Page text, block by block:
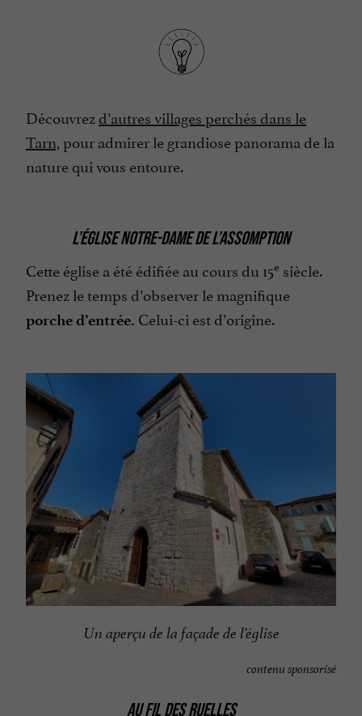
Découvrezd’autres villages perchés dans le
Tarn,pour admirer le grandiose panorama de la
nature qui vous entoure.
L’ÉGLISE NOTRE-DAME DE L’ASSOMPTION
Cette église a été édifiée au cours du 15e siècle.
Prenez le temps d’observer le magnifique
porche d’entrée. Celui-ci est d’origine.
Un aperçu de la façade de l’église
contenu sponsorisé
AU FIL DES RUELLES